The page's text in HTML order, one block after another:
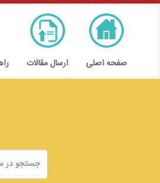
صفحه اصلی ارسال مقالات